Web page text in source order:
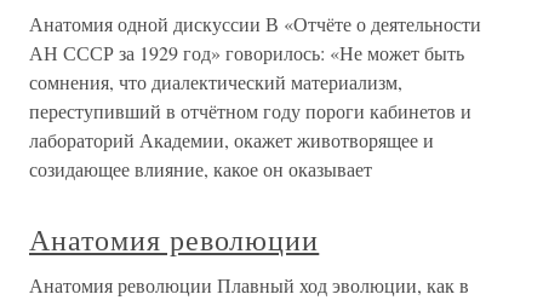
Анатомия одной дискуссии В «Отчёте о деятельности
АН СССР за 1929 год» говорилось: «Не может быть
сомнения, что диалектический материализм,
переступивший в отчётном году пороги кабинетов и
лабораторий Академии, окажет животворящее и
созидающее влияние, какое он оказывает
Анатомия революции
Анатомия революции Плавный ход эволюции, как в